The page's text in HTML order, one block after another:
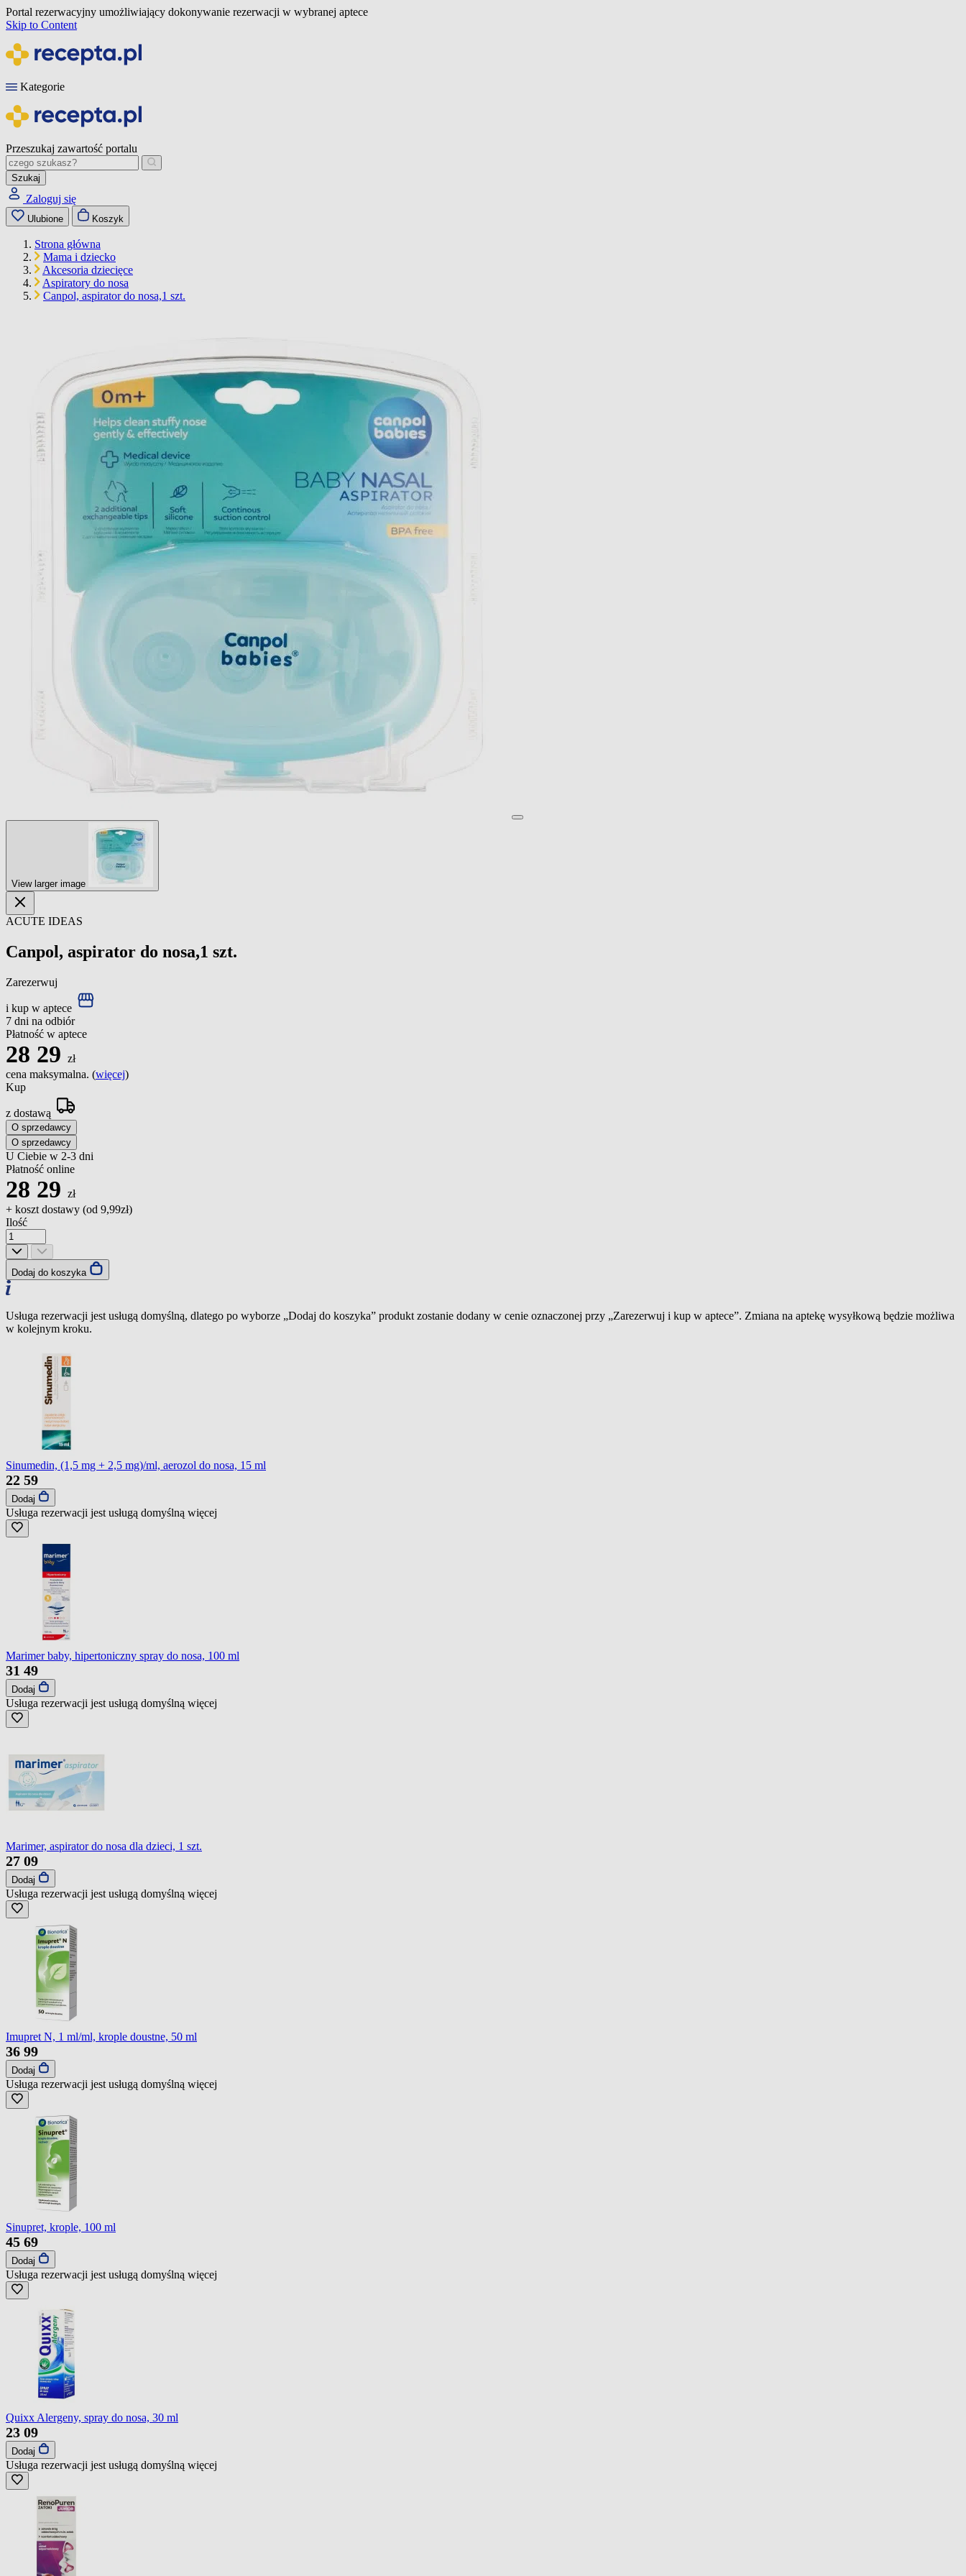
Portal rezerwacyjny umożliwiający dokonywanie rezerwacji w wybranej aptece
Skip to Content
Kategorie
Przeszukaj zawartość portalu
Szukaj
Zaloguj się
Ulubione Koszyk
Strona główna
Mama i dziecko
Akcesoria dziecięce
Aspiratory do nosa
Canpol, aspirator do nosa,1 szt.
View larger image
ACUTE IDEAS
Canpol, aspirator do nosa,1 szt.
Zarezerwuj
i kup w aptece
7 dni na odbiór
Płatność w aptece
28 29 zł
cena maksymalna. (więcej)
Kup
z dostawą
O sprzedawcy
O sprzedawcy
U Ciebie w 2-3 dni
Płatność online
28 29 zł
+ koszt dostawy (od 9,99zł)
Ilość
Dodaj do koszyka
Usługa rezerwacji jest usługą domyślną, dlatego po wyborze „Dodaj do koszyka” produkt zostanie dodany w cenie oznaczonej przy „Zarezerwuj i kup w aptece”. Zmiana na aptekę wysyłkową będzie możliwa
w kolejnym kroku.
Sinumedin, (1,5 mg + 2,5 mg)/ml, aerozol do nosa, 15 ml
22 59
Dodaj
Usługa rezerwacji jest usługą domyślną więcej
Marimer baby, hipertoniczny spray do nosa, 100 ml
31 49
Dodaj
Usługa rezerwacji jest usługą domyślną więcej
Marimer, aspirator do nosa dla dzieci, 1 szt.
27 09
Dodaj
Usługa rezerwacji jest usługą domyślną więcej
Imupret N, 1 ml/ml, krople doustne, 50 ml
36 99
Dodaj
Usługa rezerwacji jest usługą domyślną więcej
Sinupret, krople, 100 ml
45 69
Dodaj
Usługa rezerwacji jest usługą domyślną więcej
Quixx Alergeny, spray do nosa, 30 ml
23 09
Dodaj
Usługa rezerwacji jest usługą domyślną więcej